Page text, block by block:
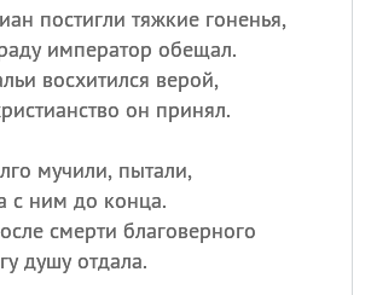
постигли тяжкие гоненья,
император обещал.
восхитился верой,
он принял.
мучили, пытали,
с ним до конца.
смерти благоверного
душу отдала.